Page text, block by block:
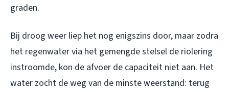
graden.
Bij droog weer liep het nog enigszins door, maar zodra
het regenwater via het gemengde stelsel de riolering
instroomde, kon de afvoer de capaciteit niet aan. Het
water zocht de weg van de minste weerstand: terug